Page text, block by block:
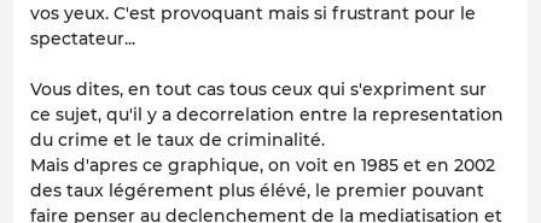
vos yeux. C'est provoquant mais si frustrant pour le
spectateur...
Vous dites, en tout cas tous ceux qui s'expriment sur
ce sujet, qu'il y a decorrelation entre la representation
du crime et le taux de criminalité.
Mais d'apres ce graphique, on voit en 1985 et en 2002
des taux légérement plus élévé, le premier pouvant
faire penser au declenchement de la mediatisation et